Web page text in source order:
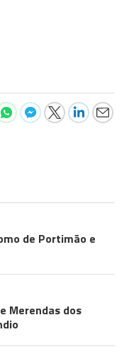
de Portimão e
Merendas dos